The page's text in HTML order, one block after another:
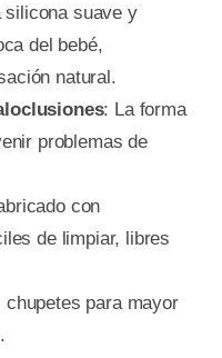
silicona suave y
del bebé,
natural.
: La forma
problemas de
con
de limpiar, libres
chupetes para mayor